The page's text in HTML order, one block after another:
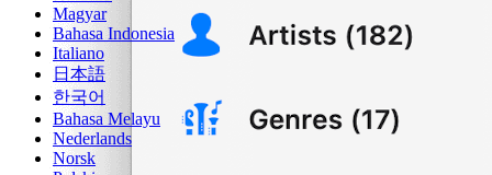
Magyar
Bahasa Indonesia
Italiano
日本語
한국어
Bahasa Melayu
Nederlands
Norsk